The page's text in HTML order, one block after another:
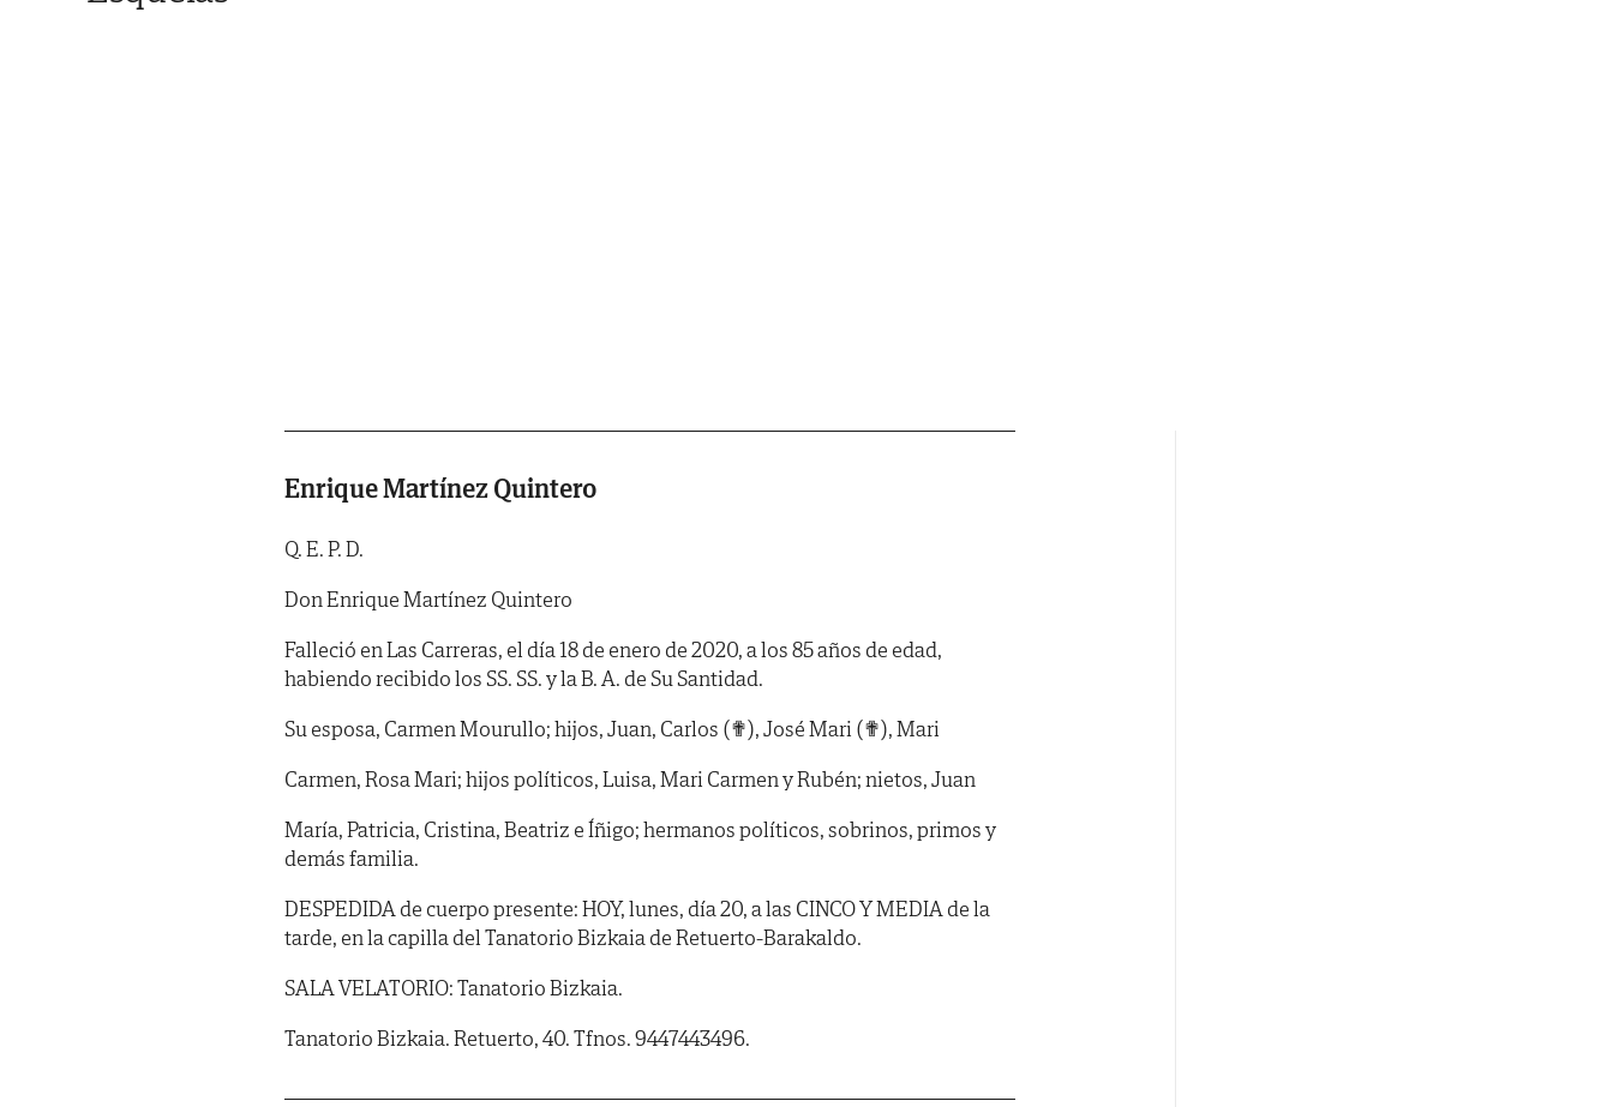
Enrique Martínez Quintero
Q. E. P. D.
Don Enrique Martínez Quintero
Falleció en Las Carreras, el día 18 de enero de 2020, a los 85 años de edad,
habiendo recibido los SS. SS. y la B. A. de Su Santidad.
Su esposa, Carmen Mourullo; hijos, Juan, Carlos (✟), José Mari (✟), Mari
Carmen, Rosa Mari; hijos políticos, Luisa, Mari Carmen y Rubén; nietos, Juan
María, Patricia, Cristina, Beatriz e Íñigo; hermanos políticos, sobrinos, primos y
demás familia.
DESPEDIDA de cuerpo presente: HOY, lunes, día 20, a las CINCO Y MEDIA de la
tarde, en la capilla del Tanatorio Bizkaia de Retuerto-Barakaldo.
SALA VELATORIO: Tanatorio Bizkaia.
Tanatorio Bizkaia. Retuerto, 40. Tfnos. 9447443496.